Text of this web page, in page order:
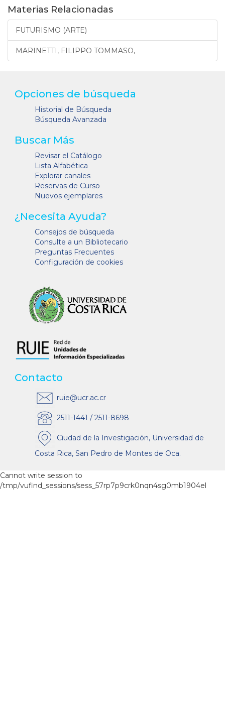
Materias Relacionadas
FUTURISMO (ARTE)
MARINETTI, FILIPPO TOMMASO,
Opciones de búsqueda
Historial de Búsqueda
Búsqueda Avanzada
Buscar Más
Revisar el Catálogo
Lista Alfabética
Explorar canales
Reservas de Curso
Nuevos ejemplares
¿Necesita Ayuda?
Consejos de búsqueda
Consulte a un Bibliotecario
Preguntas Frecuentes
Configuración de cookies
Contacto
ruie@ucr.ac.cr
2511-1441 / 2511-8698
Ciudad de la Investigación, Universidad de
Costa Rica, San Pedro de Montes de Oca.
Cannot write session to
/tmp/vufind_sessions/sess_57rp7p9crk0nqn4sg0mb1904el